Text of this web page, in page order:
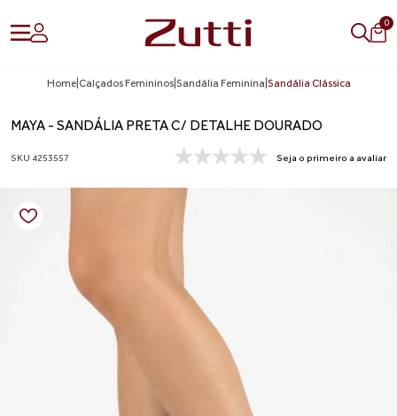
0
Home| Calçados Femininos| Sandália Feminina Sandália Clássica
MAYA - SANDÁLIA PRETA C/ DETALHE DOURADO
SKU 4253557 Seja o primeiro a avaliar